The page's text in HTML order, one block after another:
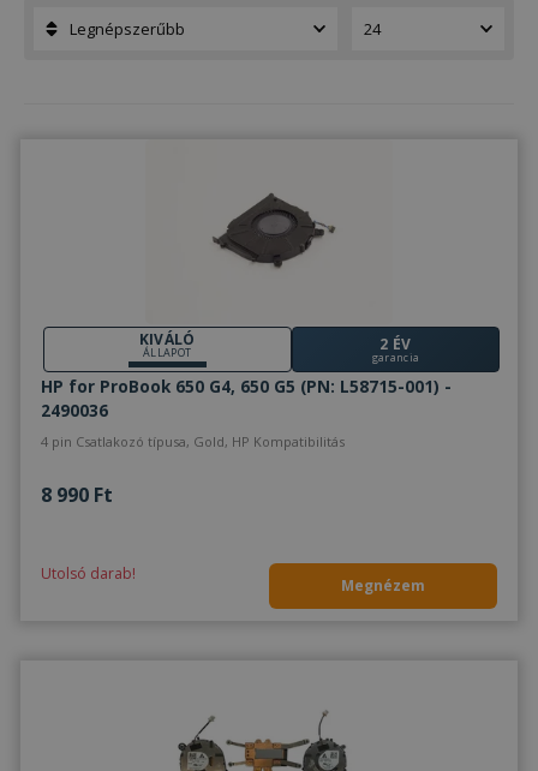
KIVÁLÓ
ÁLLAPOT 2 ÉV
garancia
HP for ProBook 650 G4, 650 G5 (PN: L58715-001) -
2490036
4 pin Csatlakozó típusa, Gold, HP Kompatibilitás
8 990 Ft
Utolsó darab!
Megnézem